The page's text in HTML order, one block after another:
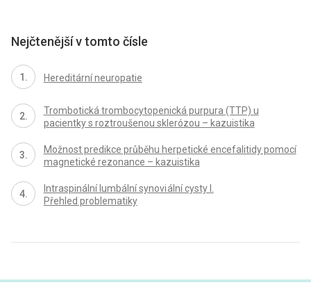
Nejčtenější v tomto čísle
Hereditární neuropatie
Trombotická trombocytopenická purpura (TTP) u
pacientky s roztroušenou sklerózou – kazuistika
Možnost predikce průběhu herpetické encefalitidy pomocí
magnetické rezonance – kazuistika
Intraspinální lumbální synovi ální cysty I.
Přehled problematiky